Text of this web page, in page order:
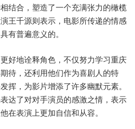
结合，塑造了一个充满张力的橄榄
王千源则表示，电影所传递的情感
有普遍意义的。
好地诠释角色，不仅努力学习重庆
待，还利用他们作为喜剧人的特
挥，为影片增添了许多幽默元素。
达了对对手演员的感激之情，表示
在表演上更加自信和从容。